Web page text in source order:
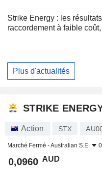
Strike Energy : les
raccordement à faible
Plus d'actualités
STRIKE
Action STX
Marché Fermé -Australian S.E.
0,0960 AUD